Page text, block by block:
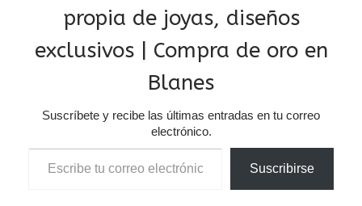
propia de joyas, diseños
exclusivos | Compra de oro en
Blanes
Suscríbete y recibe las últimas entradas en tu correo
electrónico.
Escribe tu correo electrónico…
Suscribirse